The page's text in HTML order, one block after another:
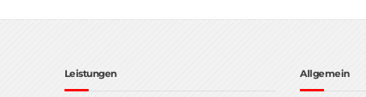
Leistungen Allgemein